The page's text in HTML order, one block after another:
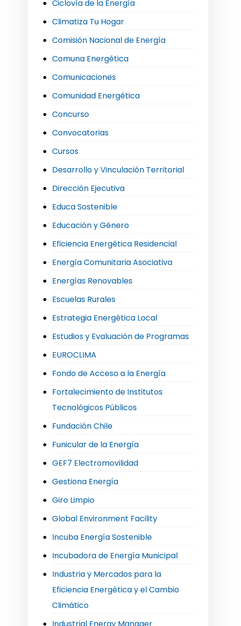
Ciclovía de la Energía
Climatiza Tu Hogar
Comisión Nacional de Energía
Comuna Energética
Comunicaciones
Comunidad Energética
Concurso
Convocatorias
Cursos
Desarrollo y Vinculación Territorial
Dirección Ejecutiva
Educa Sostenible
Educación y Género
Eficiencia Energética Residencial
Energía Comunitaria Asociativa
Energías Renovables
Escuelas Rurales
Estrategia Energética Local
Estudios y Evaluación de Programas
EUROCLIMA
Fondo de Acceso a la Energía
Fortalecimiento de Institutos
Tecnológicos Públicos
Fundación Chile
Funicular de la Energía
GEF7 Electromovilidad
Gestiona Energía
Giro Limpio
Global Environment Facility
Incuba Energía Sostenible
Incubadora de Energía Municipal
Industria y Mercados para la
Eficiencia Energética y el Cambio
Climático